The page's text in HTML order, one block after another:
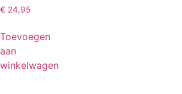
€ 24,95
Toevoegen
aan
winkelwagen